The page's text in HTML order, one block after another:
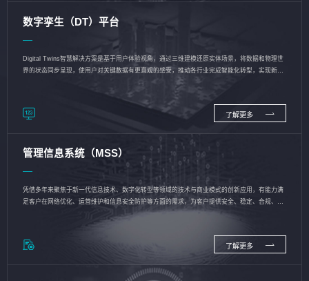
数字孪生（DT）平台
Digital Twins智慧解决方案是基于用户体验视角，通过三维建模还原实体场景，将数据和物理世
界的状态同步呈现，使用户对关键数据有更直观的感受，推动各行业完成智能化转型，实现新旧
了解更多
管理信息系统（MSS）
凭借多年来聚焦于新一代信息技术、数字化转型等领域的技术与商业模式的创新应用，有能力满
足客户在网络优化、运营维护和信息安全防护等方面的需求，为客户提供安全、稳定、合规、持
了解更多